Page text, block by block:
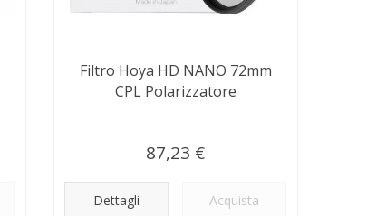
Filtro Hoya HD NANO 72mm
CPL Polarizzatore
87,23 €
Dettagli Acquista